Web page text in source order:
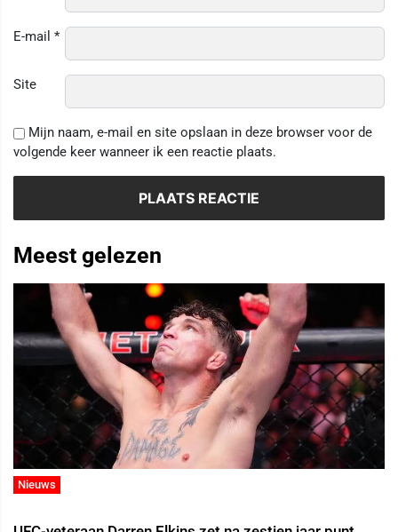
E-mail *
Site
Mijn naam, e-mail en site opslaan in deze browser voor de
volgende keer wanneer ik een reactie plaats.
Meest gelezen
Nieuws